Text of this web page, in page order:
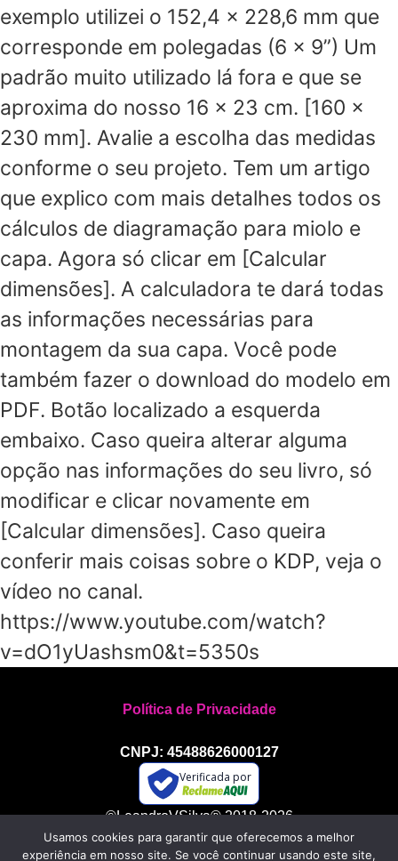
exemplo utilizei o 152,4 x 228,6 mm que
corresponde em polegadas (6 x 9”) Um
padrão muito utilizado lá fora e que se
aproxima do nosso 16 x 23 cm. [160 x
230 mm]. Avalie a escolha das medidas
conforme o seu projeto. Tem um artigo
que explico com mais detalhes todos os
cálculos de diagramação para miolo e
capa. Agora só clicar em [Calcular
dimensões]. A calculadora te dará todas
as informações necessárias para
montagem da sua capa. Você pode
também fazer o download do modelo em
PDF. Botão localizado a esquerda
embaixo. Caso queira alterar alguma
opção nas informações do seu livro, só
modificar e clicar novamente em
[Calcular dimensões]. Caso queira
conferir mais coisas sobre o KDP, veja o
vídeo no canal.
https://www.youtube.com/watch?
v=dO1yUashsm0&t=5350s
Política de Privacidade
CNPJ: 45488626000127
Verificada por
©LeandroVSilva® 2018-2026
Todos os direitos reservados
Usamos cookies para garantir que oferecemos a melhor
experiência em nosso site. Se você continuar usando este site,